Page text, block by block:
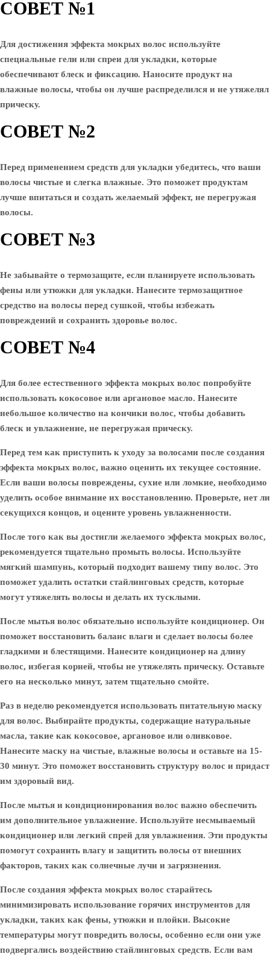
СОВЕТ №1
Для достижения эффекта мокрых волос используйте
специальные гели или спреи для укладки, которые
обеспечивают блеск и фиксацию. Наносите продукт на
влажные волосы, чтобы он лучше распределился и не утяжелял
прическу.
СОВЕТ №2
Перед применением средств для укладки убедитесь, что ваши
волосы чистые и слегка влажные. Это поможет продуктам
лучше впитаться и создать желаемый эффект, не перегружая
волосы.
СОВЕТ №3
Не забывайте о термозащите, если планируете использовать
фены или утюжки для укладки. Нанесите термозащитное
средство на волосы перед сушкой, чтобы избежать
повреждений и сохранить здоровье волос.
СОВЕТ №4
Для более естественного эффекта мокрых волос попробуйте
использовать кокосовое или аргановое масло. Нанесите
небольшое количество на кончики волос, чтобы добавить
блеск и увлажнение, не перегружая прическу.
Перед тем как приступить к уходу за волосами после создания
эффекта мокрых волос, важно оценить их текущее состояние.
Если ваши волосы повреждены, сухие или ломкие, необходимо
уделить особое внимание их восстановлению. Проверьте, нет ли
секущихся концов, и оцените уровень увлажненности.
После того как вы достигли желаемого эффекта мокрых волос,
рекомендуется тщательно промыть волосы. Используйте
мягкий шампунь, который подходит вашему типу волос. Это
поможет удалить остатки стайлинговых средств, которые
могут утяжелять волосы и делать их тусклыми.
После мытья волос обязательно используйте кондиционер. Он
поможет восстановить баланс влаги и сделает волосы более
гладкими и блестящими. Нанесите кондиционер на длину
волос, избегая корней, чтобы не утяжелять прическу. Оставьте
его на несколько минут, затем тщательно смойте.
Раз в неделю рекомендуется использовать питательную маску
для волос. Выбирайте продукты, содержащие натуральные
масла, такие как кокосовое, аргановое или оливковое.
Нанесите маску на чистые, влажные волосы и оставьте на 15-
30 минут. Это поможет восстановить структуру волос и придаст
им здоровый вид.
После мытья и кондиционирования волос важно обеспечить
им дополнительное увлажнение. Используйте несмываемый
кондиционер или легкий спрей для увлажнения. Эти продукты
помогут сохранить влагу и защитить волосы от внешних
факторов, таких как солнечные лучи и загрязнения.
После создания эффекта мокрых волос старайтесь
минимизировать использование горячих инструментов для
укладки, таких как фены, утюжки и плойки. Высокие
температуры могут повредить волосы, особенно если они уже
подвергались воздействию стайлинговых средств. Если вам